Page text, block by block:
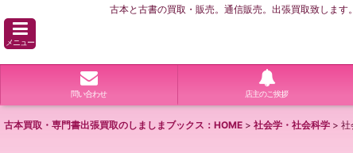
古本と古書の買取・販売。通信販売。出張買取致しま
メニュー
問い合わせ 店主のご挨拶
古本買取・専門書出張買取のしましまブックス：HOME > 社会学・社会科学 > 社